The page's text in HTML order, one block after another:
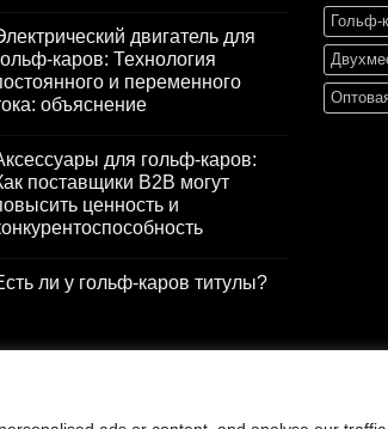
двигатель для
каров: Технология
и переменного
объяснение
для гольф-каров:
поставщики B2B могут
ценность и
ли у гольф-каров титулы?
Гольф-